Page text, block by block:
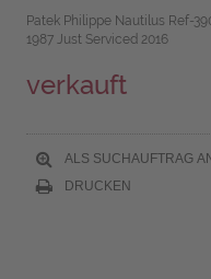
Patek Philippe Nautilus Ref-
1987 Just Serviced 2016
verkauft
ALS SUCHAUFTRAG
DRUCKEN